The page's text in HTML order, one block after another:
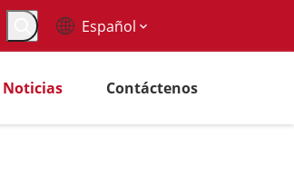
Español
Noticias Contáctenos